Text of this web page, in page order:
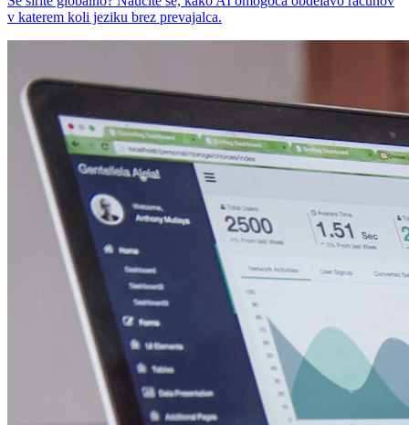
v katerem koli jeziku brez prevajalca.